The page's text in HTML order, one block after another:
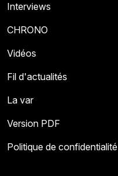
Interviews
CHRONO
Vidéos
Fil d'actualités
La var
Version PDF
Politique de confidentialité